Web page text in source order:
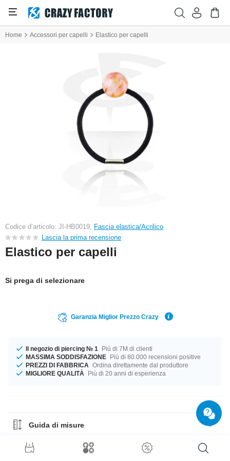
Home Accessori per capelli Elastico per capelli
Codice d’articolo: JI-HB0019, Fascia elastica/Acrilico
Lascia la prima recensione
Elastico per capelli
Si prega di selezionare
Garanzia Miglior Prezzo Crazy
Il negozio di piercing № 1
Più di 7M di clienti
MASSIMA SODDISFAZIONE Più di 80.000 recensioni positive
PREZZI DI FABBRICA Ordina direttamente dal produttore
MIGLIORE QUALITÀ
Più di 20 anni di esperienza
Guida di misure
Guida ai Materiali